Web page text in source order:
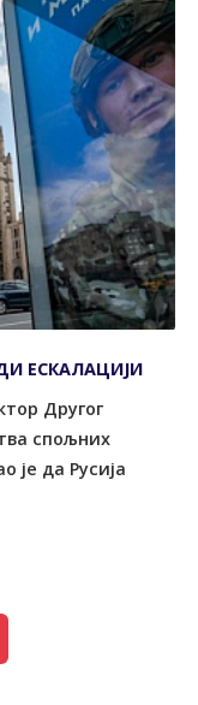
ЕСКАЛАЦИЈИ
Другог
спољних
је да Русија